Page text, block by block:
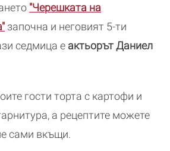
"Черешката на
започна и неговият 5-ти
седмица е актьорът Даниел
гости торта с картофи и
а рецептите можете
сами вкъщи.